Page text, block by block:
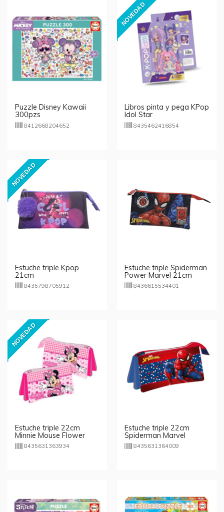
Puzzle Disney Kawaii
300pzs
8412668204652
NOVEDAD
Libros pinta y pega KPop
Idol Star
8435462416854
NOVEDAD
Estuche triple Kpop
21cm
8435798705912
Estuche triple Spiderman
Power Marvel 21cm
8436615534401
NOVEDAD
Estuche triple 22cm
Minnie Mouse Flower
Disney
8435631363934
Estuche triple 22cm
Spiderman Marvel
8435631364009